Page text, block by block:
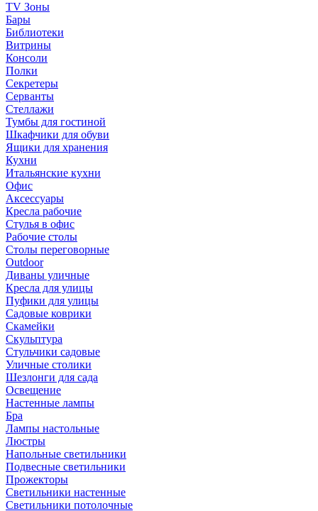
TV Зоны
Бары
Библиотеки
Витрины
Консоли
Полки
Секретеры
Серванты
Стеллажи
Тумбы для гостиной
Шкафчики для обуви
Ящики для хранения
Кухни
Итальянские кухни
Офис
Аксессуары
Кресла рабочие
Стулья в офис
Рабочие столы
Столы переговорные
Outdoor
Диваны уличные
Кресла для улицы
Пуфики для улицы
Садовые коврики
Скамейки
Скульптура
Стульчики садовые
Уличные столики
Шезлонги для сада
Освещение
Hастенные лампы
Бра
Лампы настольные
Люстры
Напольные светильники
Подвесные светильники
Прожекторы
Светильники настенные
Светильники потолочные